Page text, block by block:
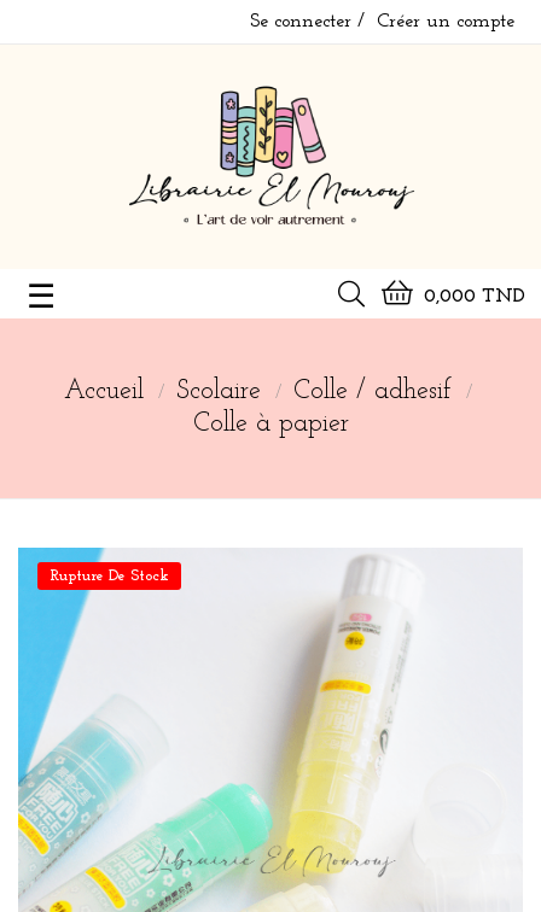
Se connecter Créer un compte
0,000 TND
Basculer
☰
Accueil Scolaire
Colle / adhesif
Colle à papier
Rupture De Stock